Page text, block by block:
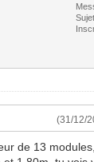
(31/12/
de 13